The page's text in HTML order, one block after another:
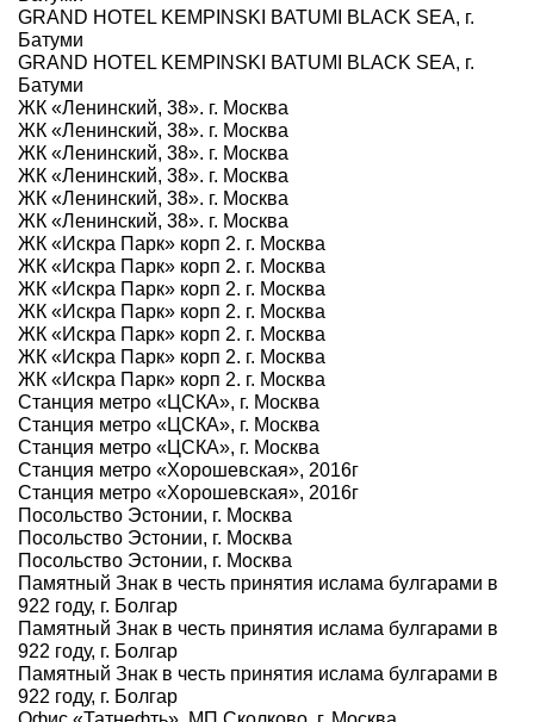
GRAND HOTEL KEMPINSKI BATUMI BLACK SEA, г.
Батуми
GRAND HOTEL KEMPINSKI BATUMI BLACK SEA, г.
Батуми
ЖК «Ленинский, 38». г. Москва
ЖК «Ленинский, 38». г. Москва
ЖК «Ленинский, 38». г. Москва
ЖК «Ленинский, 38». г. Москва
ЖК «Ленинский, 38». г. Москва
ЖК «Ленинский, 38». г. Москва
ЖК «Искра Парк» корп 2. г. Москва
ЖК «Искра Парк» корп 2. г. Москва
ЖК «Искра Парк» корп 2. г. Москва
ЖК «Искра Парк» корп 2. г. Москва
ЖК «Искра Парк» корп 2. г. Москва
ЖК «Искра Парк» корп 2. г. Москва
ЖК «Искра Парк» корп 2. г. Москва
Станция метро «ЦСКА», г. Москва
Станция метро «ЦСКА», г. Москва
Станция метро «ЦСКА», г. Москва
Станция метро «Хорошевская», 2016г
Станция метро «Хорошевская», 2016г
Посольство Эстонии, г. Москва
Посольство Эстонии, г. Москва
Посольство Эстонии, г. Москва
Памятный Знак в честь принятия ислама булгарами в
922 году, г. Болгар
Памятный Знак в честь принятия ислама булгарами в
922 году, г. Болгар
Памятный Знак в честь принятия ислама булгарами в
922 году, г. Болгар